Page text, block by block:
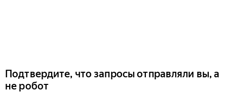
Подтвердите, что запросы отправляли вы, а
не робот